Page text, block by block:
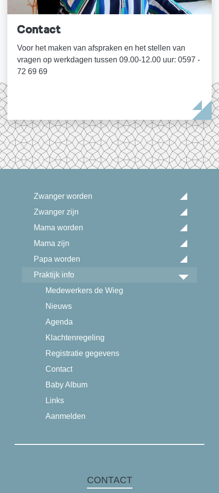
Contact
Voor het maken van afspraken en het stellen van
vragen op werkdagen tussen 09.00-12.00 uur: 0597 -
72 69 69
Zwanger worden
Zwanger zijn
Mama worden
Mama zijn
Papa worden
Praktijk info
Medewerkers de Wieg
Nieuws
Agenda
Klachtenregeling
Registratie gegevens
Contact
Baby Album
Links
Aanmelden
CONTACT